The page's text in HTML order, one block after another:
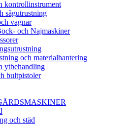
kontrollinstrument
sågutrustning
vagnar
och Najmaskiner
och materialhantering
ytbehandling
bultpistoler
och städ